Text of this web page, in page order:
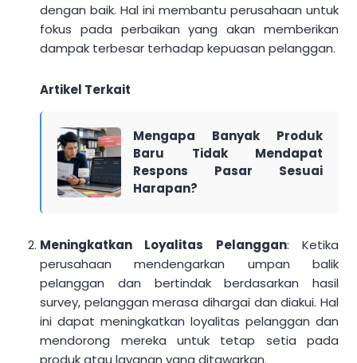
dengan baik. Hal ini membantu perusahaan untuk
fokus pada perbaikan yang akan memberikan
dampak terbesar terhadap kepuasan pelanggan.
Artikel Terkait
Mengapa Banyak Produk
Baru Tidak Mendapat
Respons Pasar Sesuai
Harapan?
Meningkatkan Loyalitas Pelanggan: Ketika
perusahaan mendengarkan umpan balik
pelanggan dan bertindak berdasarkan hasil
survey, pelanggan merasa dihargai dan diakui. Hal
ini dapat meningkatkan loyalitas pelanggan dan
mendorong mereka untuk tetap setia pada
produk atau layanan yang ditawarkan.